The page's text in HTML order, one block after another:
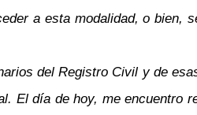
a esta modalidad, o
del Registro Civil y de
El día de hoy, me encuentro